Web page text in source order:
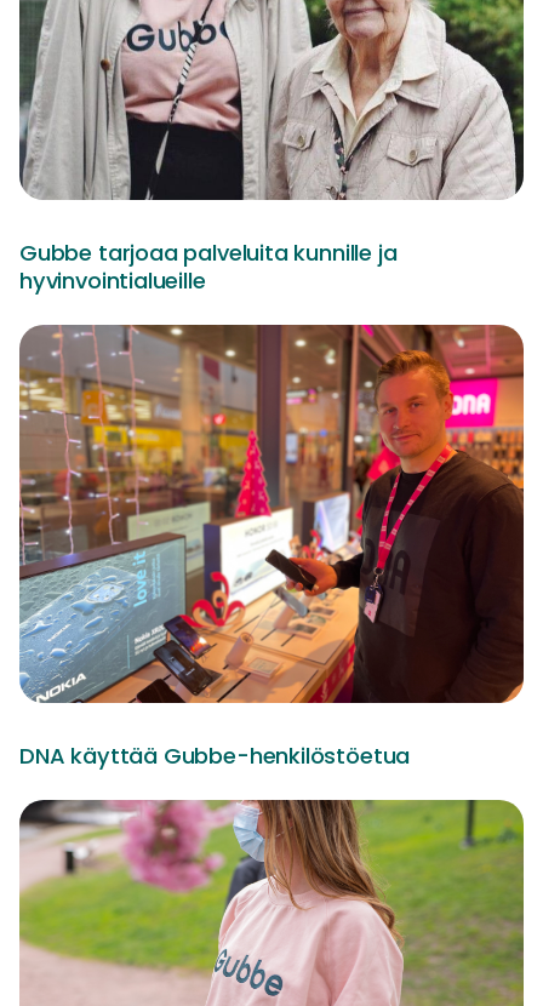
Gubbe tarjoaa palveluita kunnille ja
hyvinvointialueille
DNA käyttää Gubbe-henkilöstöetua